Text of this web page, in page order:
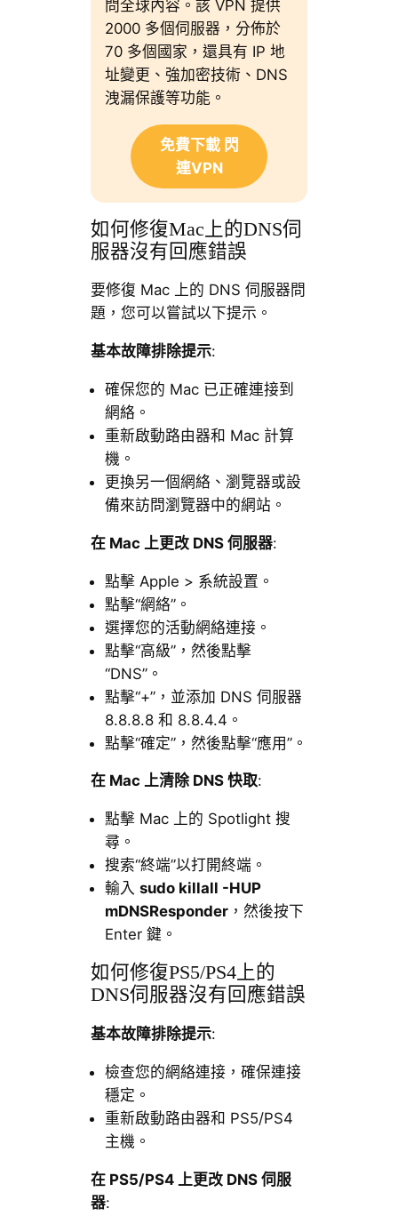
問全球內容。該 VPN 提供
2000 多個伺服器，分佈於
70 多個國家，還具有 IP 地
址變更、強加密技術、DNS
洩漏保護等功能。
免費下載 閃
連VPN
如何修復Mac上的DNS伺
服器沒有回應錯誤
要修復 Mac 上的 DNS 伺服器問
題，您可以嘗試以下提示。
基本故障排除提示:
確保您的 Mac 已正確連接到
網絡。
重新啟動路由器和 Mac 計算
機。
更換另一個網絡、瀏覽器或設
備來訪問瀏覽器中的網站。
在 Mac 上更改 DNS 伺服器:
點擊 Apple > 系統設置。
點擊“網絡”。
選擇您的活動網絡連接。
點擊“高級”，然後點擊
“DNS”。
點擊“+”，並添加 DNS 伺服器
8.8.8.8 和 8.8.4.4。
點擊“確定”，然後點擊“應用”。
在 Mac 上清除 DNS 快取:
點擊 Mac 上的 Spotlight 搜
尋。
搜索“終端”以打開終端。
輸入 sudo killall -HUP
mDNSResponder，然後按下
Enter 鍵。
如何修復PS5/PS4上的
DNS伺服器沒有回應錯誤
基本故障排除提示:
檢查您的網絡連接，確保連接
穩定。
重新啟動路由器和 PS5/PS4
主機。
在 PS5/PS4 上更改 DNS 伺服
器: